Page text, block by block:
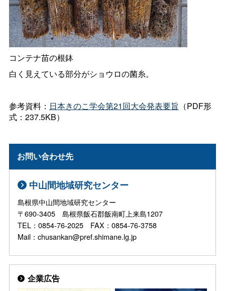
コンテナ苗の根鉢
白く見えている部分がショウロの菌糸。
参考資料： 日本きのこ学会第21回大会発表要旨 （PDF形
式：237.5KB）
お問い合わせ先
中山間地域研究センター
島根県中山間地域研究センター
〒690-3405 島根県飯石郡飯南町上来島1207
TEL：0854-76-2025 FAX：0854-76-3758
Mail：chusankan@pref.shimane.lg.jp
企業広告